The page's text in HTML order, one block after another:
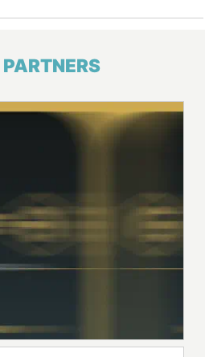
PARTNERS